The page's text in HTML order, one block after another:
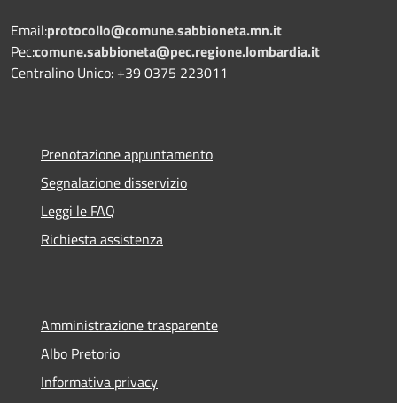
Email:protocollo@comune.sabbioneta.mn.it
Pec:comune.sabbioneta@pec.regione.lombardia.it
Centralino Unico: +39 0375 223011
Prenotazione appuntamento
Segnalazione disservizio
Leggi le FAQ
Richiesta assistenza
Amministrazione trasparente
Albo Pretorio
Informativa privacy